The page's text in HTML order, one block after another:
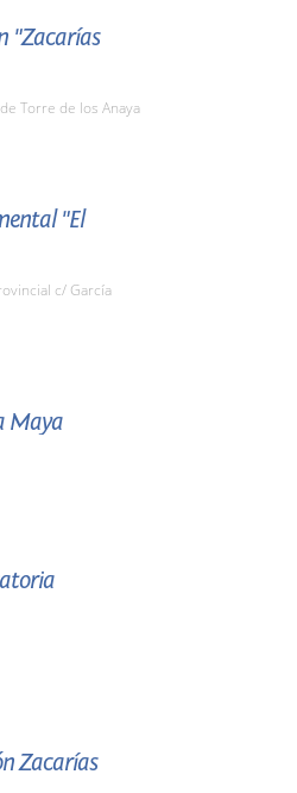
"Zacarías
Torre de los Anaya
"El
c/ García
Maya
Zacarías